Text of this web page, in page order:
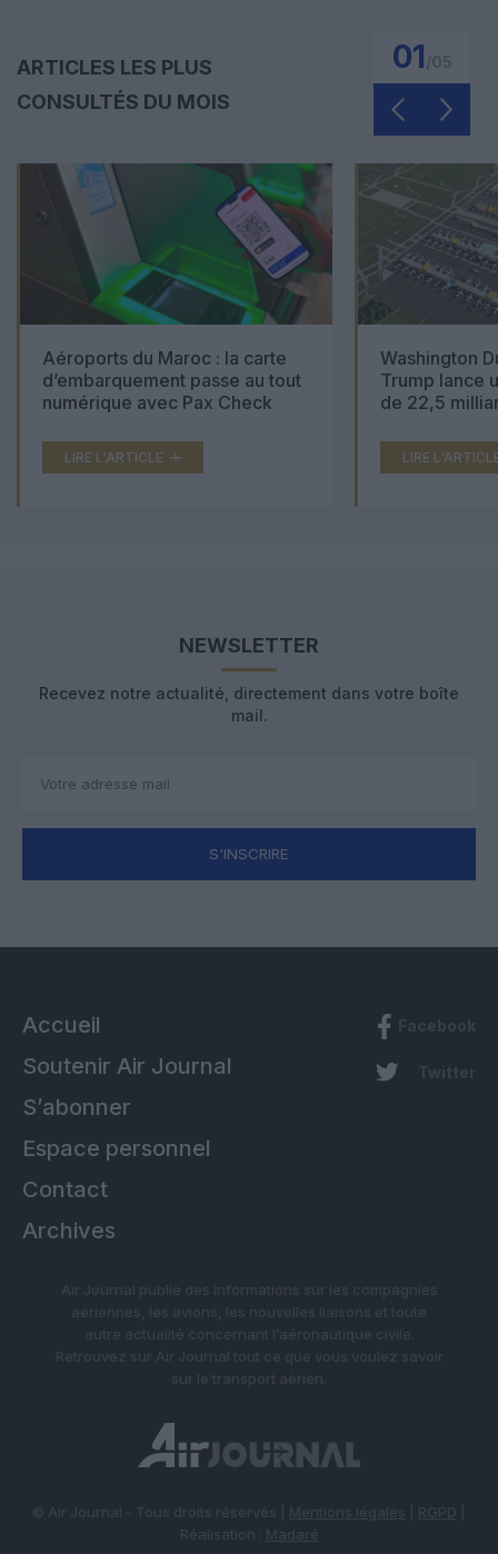
ARTICLES LES PLUS
CONSULTÉS DU MOIS
01
Aéroports du Maroc : la carte
d’embarquement passe au tout
numérique avec Pax Check
LIRE L'ARTICLE
Washington
Trump lance
de 22,5
LIRE
NEWSLETTER
Recevez notre actualité, directement dans votre boîte
mail.
S'INSCRIRE
Accueil
Soutenir Air Journal
S’abonner
Espace personnel
Contact
Archives